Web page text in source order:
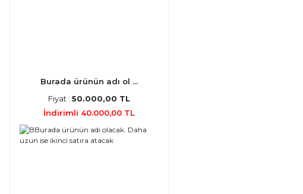
Burada ürünün adı ol ...
Fiyat : 50.000,00 TL
İndirimli 40.000,00 TL